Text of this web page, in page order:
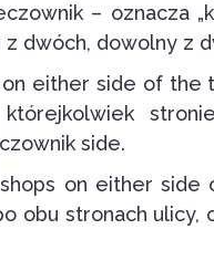
– oznacza
z dwóch, dowolny z
on either side of the
side.
on either
obu stronach ulicy,